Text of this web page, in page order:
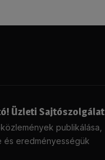
Üzleti Sajtószolgálat
publikálása,
és eredményességük